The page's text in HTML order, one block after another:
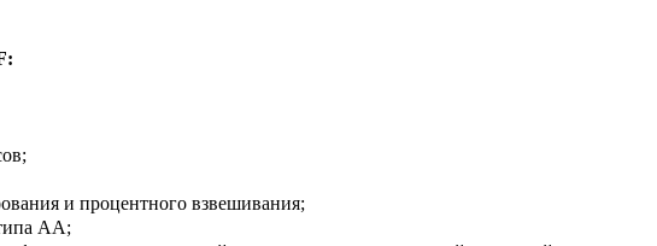
и процентного взвешивания;
АА;